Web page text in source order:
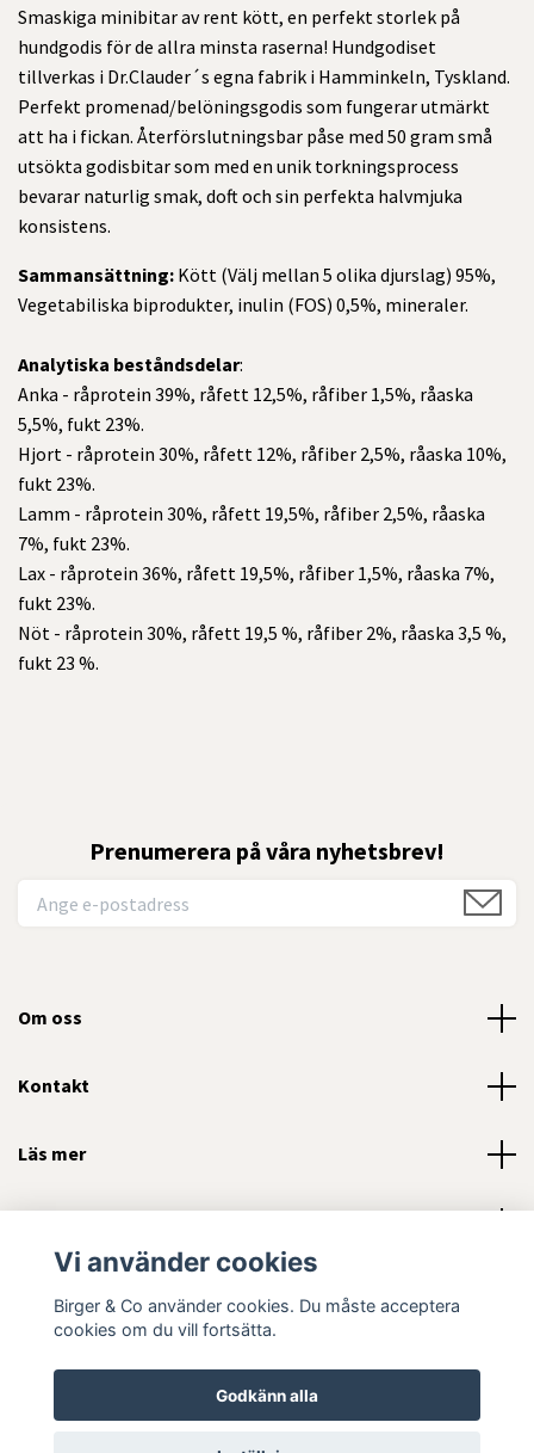
Smaskiga minibitar av rent kött, en perfekt storlek på
hundgodis för de allra minsta raserna! Hundgodiset
tillverkas i Dr.Clauder´s egna fabrik i Hamminkeln, Tyskland.
Perfekt promenad/belöningsgodis som fungerar utmärkt
att ha i fickan. Återförslutningsbar påse med 50 gram små
utsökta godisbitar som med en unik torkningsprocess
bevarar naturlig smak, doft och sin perfekta halvmjuka
konsistens.
Sammansättning: Kött (Välj mellan 5 olika djurslag) 95%,
Vegetabiliska biprodukter, inulin (FOS) 0,5%, mineraler.
Analytiska beståndsdelar:
Anka - råprotein 39%, råfett 12,5%, råfiber 1,5%, råaska
5,5%, fukt 23%.
Hjort - råprotein 30%, råfett 12%, råfiber 2,5%, råaska 10%,
fukt 23%.
Lamm - råprotein 30%, råfett 19,5%, råfiber 2,5%, råaska
7%, fukt 23%.
Lax - råprotein 36%, råfett 19,5%, råfiber 1,5%, råaska 7%,
fukt 23%.
Nöt - råprotein 30%, råfett 19,5 %, råfiber 2%, råaska 3,5 %,
fukt 23 %.
Prenumerera på våra nyhetsbrev!
Om oss
Kontakt
Läs mer
© 2026 Birger and Company AB
Vi använder cookies
Birger & Co använder cookies. Du måste acceptera
cookies om du vill fortsätta.
Godkänn alla